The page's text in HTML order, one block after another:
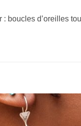
boucles d’oreilles